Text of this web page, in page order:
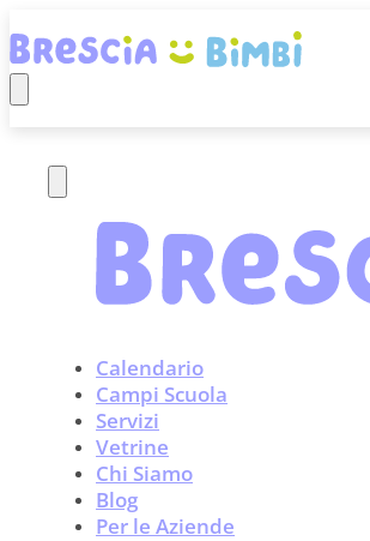
Calendario
Campi Scuola
Servizi
Vetrine
Chi Siamo
Blog
Per le Aziende